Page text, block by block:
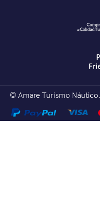
© Amare Turismo Náutico.